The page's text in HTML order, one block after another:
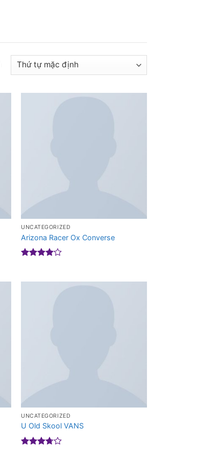
UNCATEGORIZED
Arizona Racer Ox Converse
4.005
UNCATEGORIZED
U Old Skool VANS